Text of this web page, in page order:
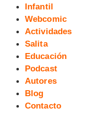
Infantil
Webcomic
Actividades
Salita
Educación
Podcast
Autores
Blog
Contacto